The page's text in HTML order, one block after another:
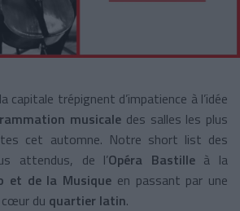
capitale trépignent d’impatience à l’idée
musicale des salles les plus
cet automne. Notre short list des
attendus, de l’Opéra Bastilleà la
et de la Musique en passant par une
du quartier latin.